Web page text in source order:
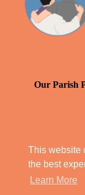
This website
the best
Learn More
Our Parish